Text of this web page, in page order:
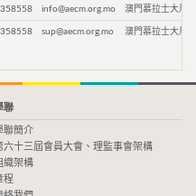
info@aecm.org.mo 澳門慕拉士大馬
sup@aecm.org.mo 澳門慕拉士大馬
聯
聯簡介
六十三屆會員大會、理監事會架構
織架構
程